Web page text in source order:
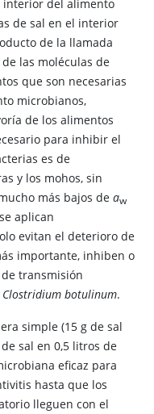
interior del alimento
de sal en el interior
de la llamada
las moléculas de
que son necesarias
microbianos,
de los alimentos
para inhibir el
es de
y los mohos, sin
más bajos de aw
aplican
evitan el deterioro de
importante, inhiben o
transmisión
Clostridium botulinum.
simple (15 g de sal
sal en 0,5 litros de
eficaz para
hasta que los
lleguen con el